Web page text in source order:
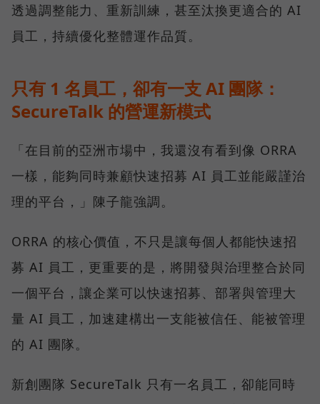
透過調整能力、重新訓練，甚至汰換更適合的 AI
員工，持續優化整體運作品質。
只有 1 名員工，卻有一支 AI 團隊：
SecureTalk 的營運新模式
「在目前的亞洲市場中，我還沒有看到像 ORRA
一樣，能夠同時兼顧快速招募 AI 員工並能嚴謹治
理的平台，」陳子龍強調。
ORRA 的核心價值，不只是讓每個人都能快速招
募 AI 員工，更重要的是，將開發與治理整合於同
一個平台，讓企業可以快速招募、部署與管理大
量 AI 員工，加速建構出一支能被信任、能被管理
的 AI 團隊。
新創團隊 SecureTalk 只有一名員工，卻能同時